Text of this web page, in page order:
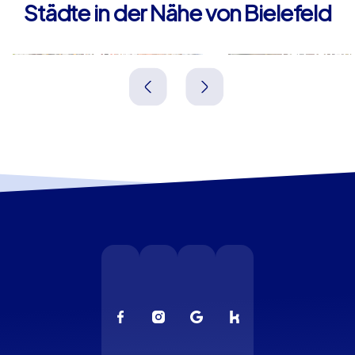
Städte in der Nähe von Bielefeld
Herford
Deutschland
Bad